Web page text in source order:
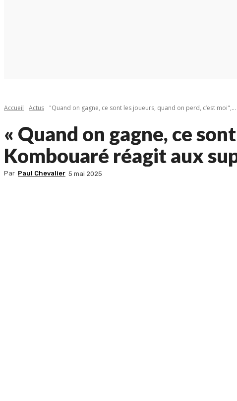
Accueil Actus "Quand on gagne, ce sont les joueurs, quand on perd, c’est moi",...
« Quand on gagne, ce
Kombouaré réagit aux
Par Paul Chevalier 5 mai 2025